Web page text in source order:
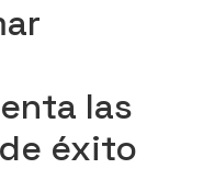
las
éxito